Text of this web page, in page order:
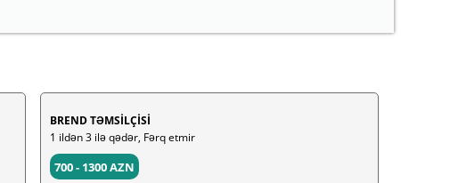
BREND TƏMSİLÇİSİ
1 ildən 3 ilə qədər, Fərq etmir
700 - 1300 AZN